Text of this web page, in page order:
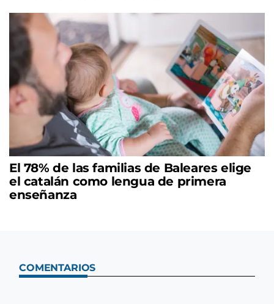
El 78% de las familias de Baleares elige
el catalán como lengua de primera
enseñanza
COMENTARIOS